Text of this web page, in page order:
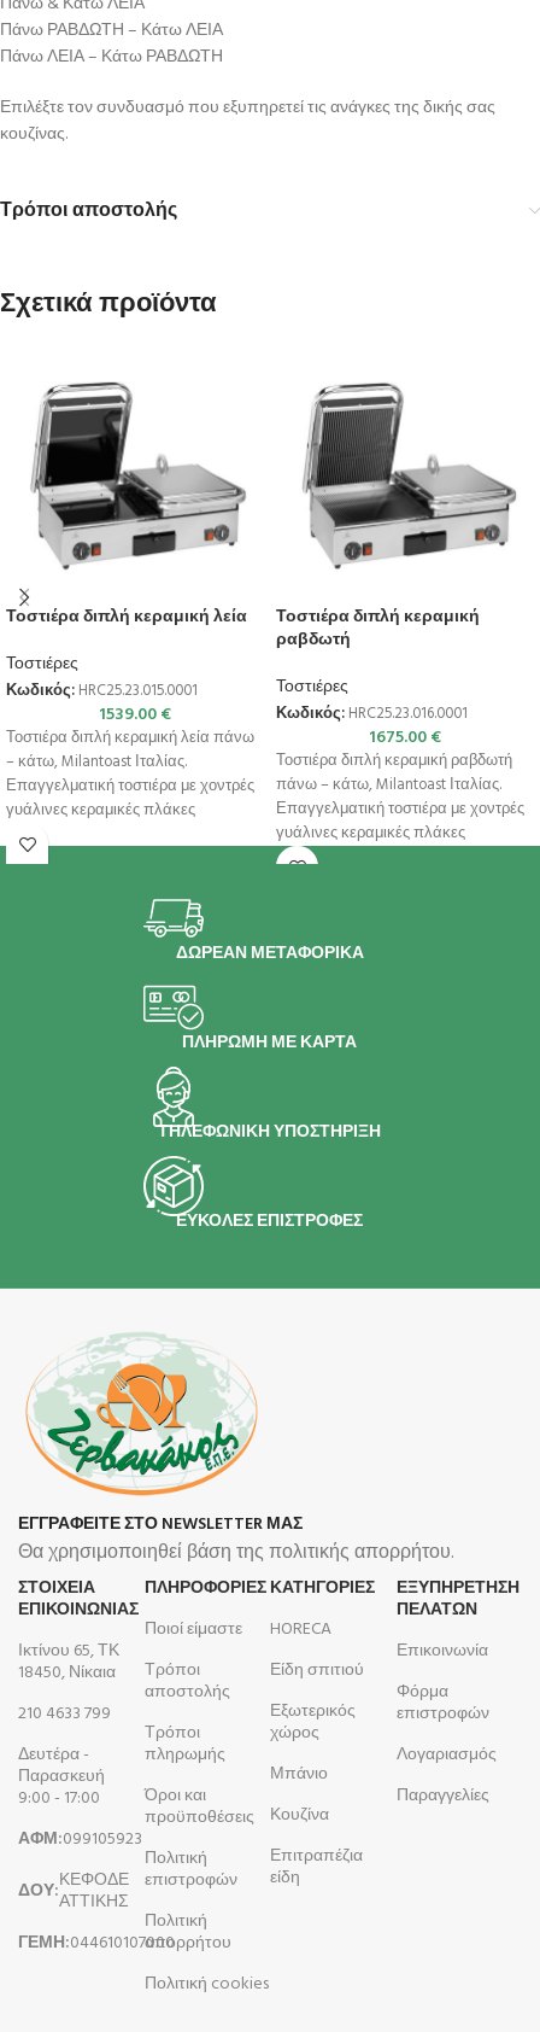
Πάνω ΡΑΒΔΩΤΗ – Κάτω ΛΕΙΑ
Πάνω ΛΕΙΑ – Κάτω ΡΑΒΔΩΤΗ
Επιλέξτε τον συνδυασμό που εξυπηρετεί τις ανάγκες της δικής σας
κουζίνας.
Τρόποι αποστολής
Σχετικά προϊόντα
Τοστιέρα διπλή κεραμική λεία
Τοστιέρες
Κωδικός: HRC25.23.015.0001
1539.00€
Τοστιέρα διπλή κεραμική λεία πάνω
– κάτω, Milantoast Ιταλίας.
Επαγγελματική τοστιέρα με χοντρές
γυάλινες κεραμικές πλάκες
μαγειρέματος με υψηλή θερμική
Τοστιέρα διπλή κεραμική
ραβδωτή
Τοστιέρες
Κωδικός: HRC25.23.016.0001
1675.00€
Τοστιέρα διπλή κεραμική ραβδωτή
πάνω – κάτω, Milantoast Ιταλίας.
Επαγγελματική τοστιέρα με χοντρές
γυάλινες κεραμικές πλάκες
μαγειρέματος με υψηλή θερμική
ΔΩΡΕΑΝ ΜΕΤΑΦΟΡΙΚΑ
ΠΛΗΡΩΜΗ ΜΕ ΚΑΡΤΑ
ΤΗΛΕΦΩΝΙΚΗ ΥΠΟΣΤΗΡΙΞΗ
ΕΥΚΟΛΕΣ ΕΠΙΣΤΡΟΦΕΣ
ΕΓΓΡΑΦΕΙΤΕ ΣΤΟ NEWSLETTER ΜΑΣ
Θα χρησιμοποιηθεί βάση της πολιτικής απορρήτου.
ΣΤΟΙΧΕΙΑ
ΕΠΙΚΟΙΝΩΝΙΑΣ
Ικτίνου 65, ΤΚ
18450, Νίκαια
210 4633 799
Δευτέρα -
Παρασκευή
9:00 - 17:00
ΑΦΜ:099105923
ΔΟΥ:ΚΕΦΟΔΕ
ΑΤΤΙΚΗΣ
ΓΕΜΗ:044610107000
ΠΛΗΡΟΦΟΡΊΕΣ
Ποιοί είμαστε
Τρόποι
αποστολής
Τρόποι
πληρωμής
Όροι και
προϋποθέσεις
Πολιτική
επιστροφών
Πολιτική
απορρήτου
Πολιτική cookies
ΚΑΤΗΓΟΡΙΕΣ
HORECA
Είδη σπιτιού
Εξωτερικός
χώρος
Μπάνιο
Κουζίνα
Επιτραπέζια
είδη
ΕΞΥΠΗΡΕΤΗΣΗ
ΠΕΛΑΤΩΝ
Επικοινωνία
Φόρμα
επιστροφών
Λογαριασμός
Παραγγελίες